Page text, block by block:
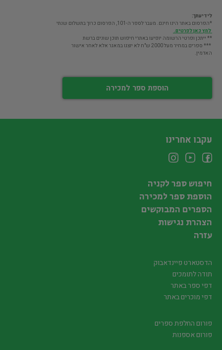
לידיעתך:
*הפרסום באתר הינו חינם. מעבר לספר ה-101, הפרסום כרוך בתשלום שנתי
לחץ כאן לפרטים.
** ייתכן ופרטי הרשומה יופיעו באתרי חיפוש תוכן שונים ברשת
*** ספרים במחיר מעל 2000 ש"ח לא יוצגו במאגר אלא לאחר אישור
האדמין.
הוספת ספר למכירה
עקבו אחרינו
חיפוש ספר לקניה
הוספת ספר למכירה
הספרים המבוקשים
הצהרת נגישות
עזרה
הדסטארט פיינדאבוק
תודה לתומכים
דפי ספר באתר
דפי מוכרים באתר
פורום החלפת ספרים
פורום אספנות